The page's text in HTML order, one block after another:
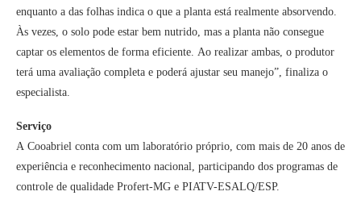
enquanto a das folhas indica o que a planta está realmente absorvendo.
Às vezes, o solo pode estar bem nutrido, mas a planta não consegue
captar os elementos de forma eficiente. Ao realizar ambas, o produtor
terá uma avaliação completa e poderá ajustar seu manejo”, finaliza o
especialista.
Serviço
A Cooabriel conta com um laboratório próprio, com mais de 20 anos de
experiência e reconhecimento nacional, participando dos programas de
controle de qualidade Profert-MG e PIATV-ESALQ/ESP.